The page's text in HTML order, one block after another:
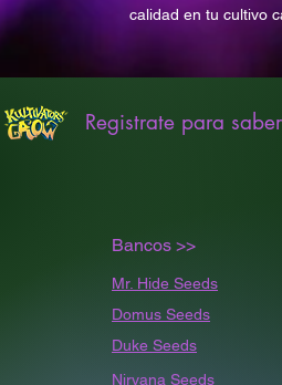
calidad en tu cultivo
Registrate para
Bancos >>
Mr. Hide Seeds
Domus Seeds
Duke Seeds
Nirvana Seeds